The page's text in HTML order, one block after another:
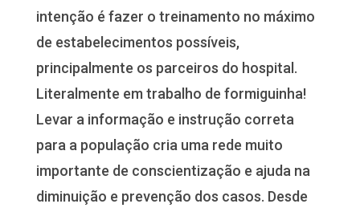
intenção é fazer o treinamento no máximo
de estabelecimentos possíveis,
principalmente os parceiros do hospital.
Literalmente em trabalho de formiguinha!
Levar a informação e instrução correta
para a população cria uma rede muito
importante de conscientização e ajuda na
diminuição e prevenção dos casos. Desde